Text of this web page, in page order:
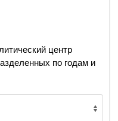
центр
по годам и